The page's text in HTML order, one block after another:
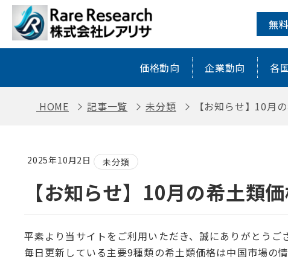
【お知らせ】10月の希土類価格データ
無
価格動向 企業動向 各
HOME 記事一覧 未分類 【お知らせ】10月
2025年10月2日 未分類
【お知らせ】10月の希土類
平素より当サイトをご利用いただき、誠にありがとうご
毎日更新している主要9種類の希土類価格は中国市場の